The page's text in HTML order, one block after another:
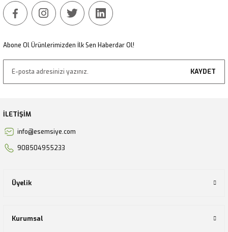
Abone Ol Ürünlerimizden İlk Sen Haberdar Ol!
KAYDET
İLETİŞİM
info@esemsiye.com
908504955233
Üyelik
Kurumsal